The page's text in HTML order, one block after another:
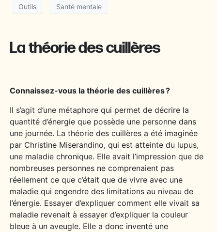
Outils Santé mentale
La théorie des cuillères
Connaissez-vous la théorie des cuillères ?
Il s’agit d’une métaphore qui permet de décrire la
quantité d’énergie que possède une personne dans
une journée. La théorie des cuillères a été imaginée
par Christine Miserandino, qui est atteinte du lupus,
une maladie chronique. Elle avait l’impression que de
nombreuses personnes ne comprenaient pas
réellement ce que c’était que de vivre avec une
maladie qui engendre des limitations au niveau de
l’énergie. Essayer d’expliquer comment elle vivait sa
maladie revenait à essayer d’expliquer la couleur
bleue à un aveugle. Elle a donc inventé une